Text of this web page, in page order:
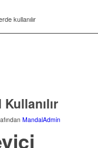
kullanılır
MandalAdmin